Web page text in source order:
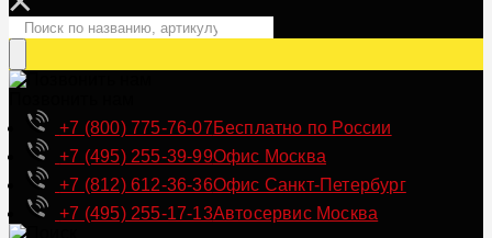
+7 (800) 775-76-07Бесплатно по России
+7 (495) 255-39-99Офис Москва
+7 (812) 612-36-36Офис Санкт-Петербург
+7 (495) 255-17-13Автосервис Москва